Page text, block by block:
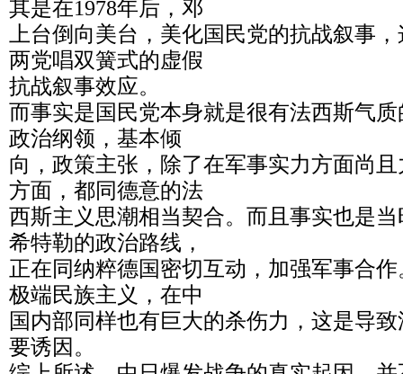
其是在1978年后，邓
上台倒向美台，美化国民党的抗战叙事
两党唱双簧式的虚假
抗战叙事效应。
而事实是国民党本身就是很有法西斯气
政治纲领，基本倾
向，政策主张，除了在军事实力方面尚
方面，都同德意的法
西斯主义思潮相当契合。而且事实也是
希特勒的政治路线，
正在同纳粹德国密切互动，加强军事合
极端民族主义，在中
国内部同样也有巨大的杀伤力，这是导
要诱因。